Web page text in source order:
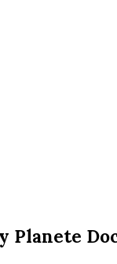
Planete